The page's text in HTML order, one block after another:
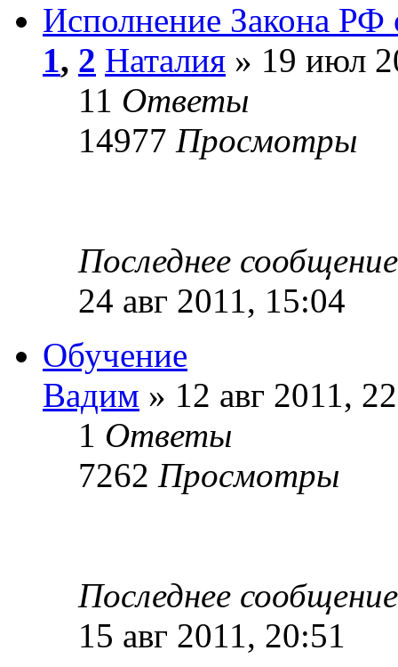
Исполнение Закона
1, 2 Наталия » 19 июл
11 Ответы
14977 Просмотры
Последнее
24 авг 2011, 15:04
Обучение
Вадим » 12 авг 2011,
1 Ответы
7262 Просмотры
Последнее
15 авг 2011, 20:51